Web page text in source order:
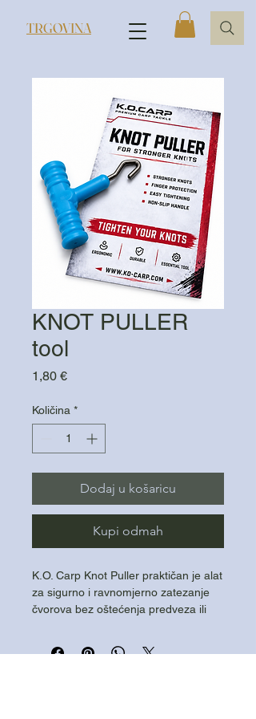
TRGOVINA
KNOT PULLER
tool
1,80 €Cijena
Količina *
Dodaj u košaricu
Kupi odmah
K.O. Carp Knot Puller praktičan je alat
za sigurno i ravnomjerno zatezanje
čvorova bez oštećenja predveza ili
čvora i preciznu izradu šaranskih